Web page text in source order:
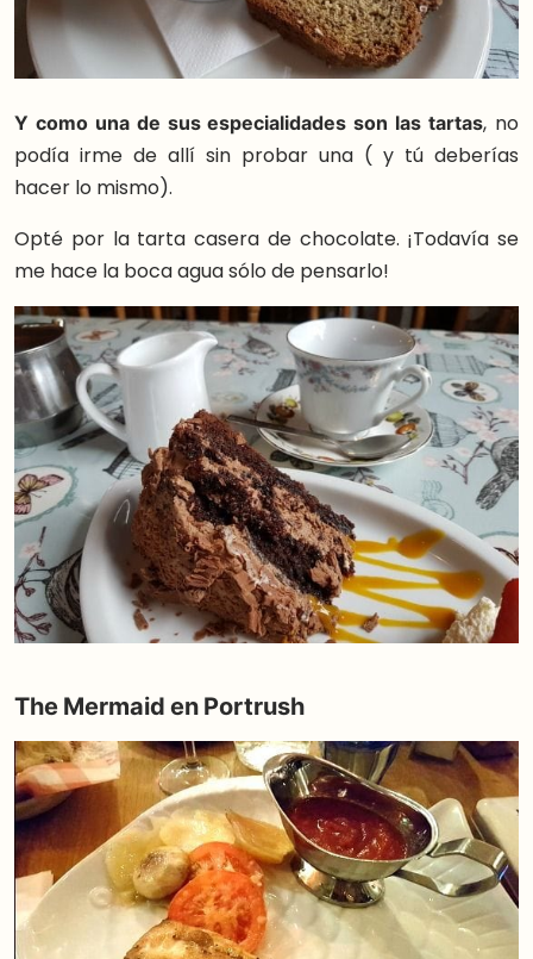
Y como una de sus especialidades son las tartas, no
podía irme de allí sin probar una ( y tú deberías
hacer lo mismo).
Opté por la tarta casera de chocolate. ¡Todavía se
me hace la boca agua sólo de pensarlo!
The Mermaid en Portrush